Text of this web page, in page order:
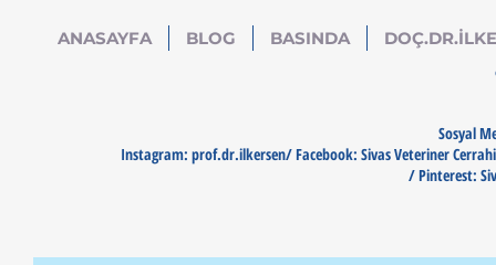
ANASAYFA BLOG BASINDA
Sosyal
Instagram: prof.dr.ilkersen/ Facebook: Sivas Veteriner
/ Pinterest: